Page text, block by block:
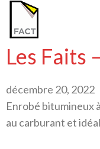
Les Faits
décembre 20, 2022
Enrobé bitumineux
au carburant et